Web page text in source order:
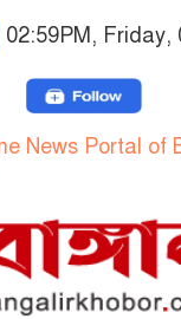
02:59PM, Friday,
Portal of